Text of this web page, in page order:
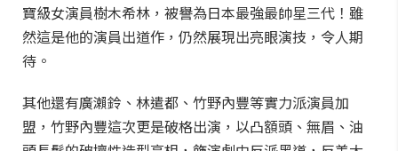
寶級女演員樹木希林，被譽為日本最強最帥星三代！雖
然這是他的演員出道作，仍然展現出亮眼演技，令人期
待。
其他還有廣瀨鈴、林遣都、竹野內豐等實力派演員加
盟，竹野內豐這次更是破格出演，以凸額頭、無眉、油